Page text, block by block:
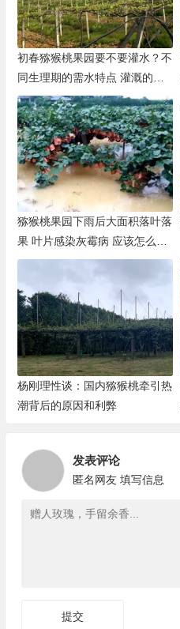
初春猕猴桃果园要不要灌水？不
同生理期的需水特点 灌溉的注
意事项
猕猴桃果园下雨后大面积落叶落
果 叶片感染灰霉病 应该怎么预
防
杨刚理性谈：国内猕猴桃牵引热
潮背后的原因和利弊
发表评论
匿名网友 填写信息